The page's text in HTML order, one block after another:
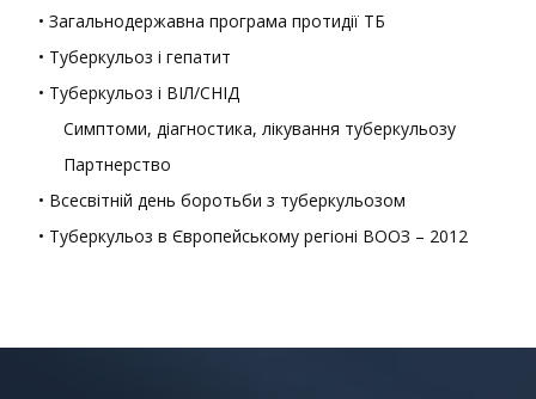
• Загальнодержавна програма протидії ТБ
• Туберкульоз і гепатит
• Туберкульоз і ВІЛ/СНІД
Симптоми, діагностика, лікування туберкульозу
Партнерство
• Всесвітній день боротьби з туберкульозом
• Туберкульоз в Європейському регіоні ВООЗ – 2012